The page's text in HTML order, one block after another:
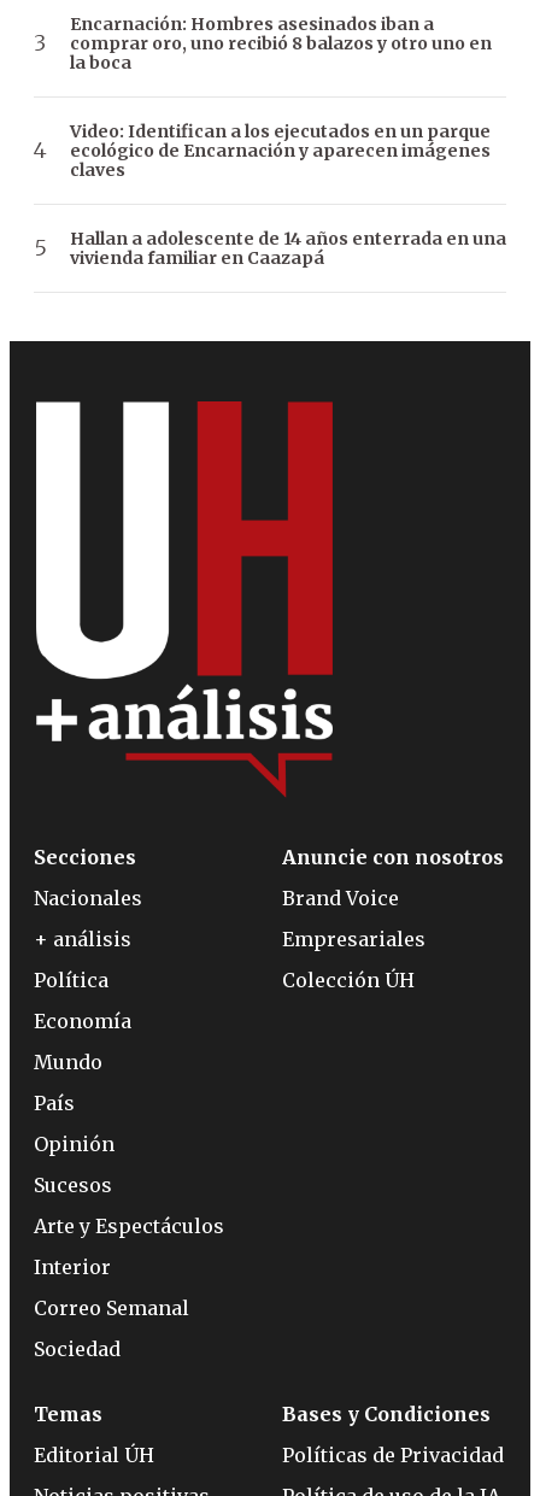
Encarnación: Hombres asesinados iban a
comprar oro, uno recibió 8 balazos y otro uno en
la boca
Video: Identifican a los ejecutados en un parque
ecológico de Encarnación y aparecen imágenes
claves
Hallan a adolescente de 14 años enterrada en una
vivienda familiar en Caazapá
Secciones
Nacionales
+ análisis
Política
Economía
Mundo
País
Opinión
Sucesos
Arte y Espectáculos
Interior
Correo Semanal
Sociedad
Anuncie con nosotros
Brand Voice
Empresariales
Colección ÚH
Temas
Editorial ÚH
Bases y Condiciones
Políticas de Privacidad